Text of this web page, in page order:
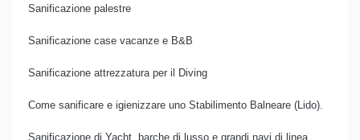
Sanificazione palestre
Sanificazione case vacanze e B&B
Sanificazione attrezzatura per il Diving
Come sanificare e igienizzare uno Stabilimento Balneare (Lido).
Sanificazione di Yacht, barche di lusso e grandi navi di linea